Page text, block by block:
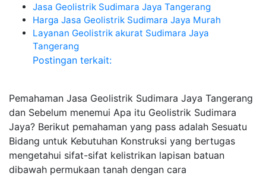
Jasa Geolistrik Sudimara Jaya Tangerang
Harga Jasa Geolistrik Sudimara Jaya Murah
Layanan Geolistrik akurat Sudimara Jaya
Tangerang
Postingan terkait:
Pemahaman Jasa Geolistrik Sudimara Jaya Tangerang
dan Sebelum menemui Apa itu Geolistrik Sudimara
Jaya? Berikut pemahaman yang pass adalah Sesuatu
Bidang untuk Kebutuhan Konstruksi yang bertugas
mengetahui sifat-sifat kelistrikan lapisan batuan
dibawah permukaan tanah dengan cara